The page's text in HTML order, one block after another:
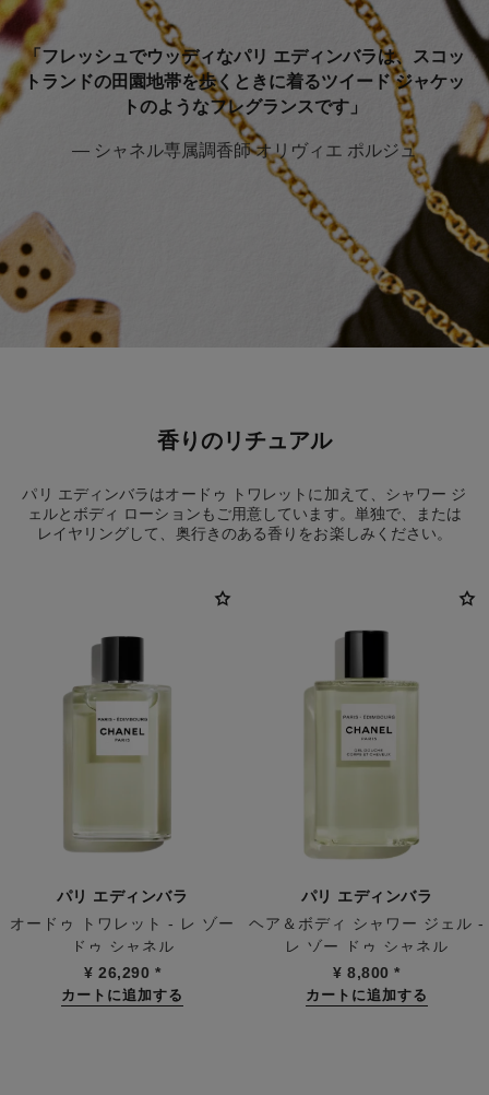
「フレッシュでウッディなパリ エディンバラは、スコッ
トランドの田園地帯を歩くときに着るツイード ジャケッ
トのようなフレグランスです」
— シャネル専属調香師 オリヴィエ ポルジュ
香りのリチュアル
パリ エディンバラはオードゥ トワレットに加えて、シャワー ジ
ェルとボディ ローションもご用意しています。単独で、または
レイヤリングして、奥行きのある香りをお楽しみください。
パリ エディンバラ
オードゥ トワレット - レ ゾー
ドゥ シャネル
¥ 26,290 *
カートに追加する
パリ エディンバラ
ヘア＆ボディ シャワー ジェル -
レ ゾー ドゥ シャネル
¥ 8,800*
カートに追加する